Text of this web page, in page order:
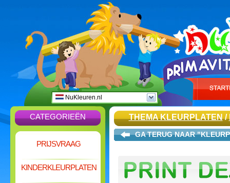
NuKleuren.nl
CATEGORIEËN
PRIJSVRAAG
KINDERKLEURPLATEN
THEMA KLEURPLATEN/
GA TERUG NAAR